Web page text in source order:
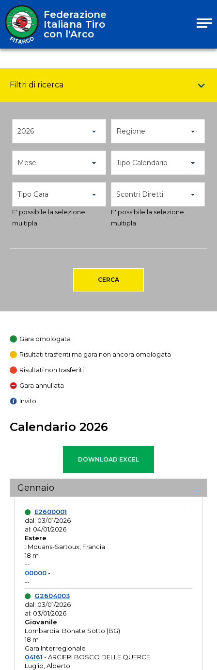
Federazione
Italiana Tiro
con l'Arco
Filtri di ricerca
2026 Regione
Mese Tipo Calendario
Tipo Gara
E' possibile la selezione
multipla
Scontri Diretti
E' possibile la selezione
multipla
CERCA
Gara omologata
Risultati trasferiti ma gara non ancora omologata
Risultati non trasferiti
Gara annullata
Invito
Calendario 2026
Gennaio
E2600001
dal: 03/01/2026
al: 04/01/2026
Estere
: Mouans-Sartoux, Francia
18 m
--
00000-
--
G2604003
dal: 03/01/2026
al: 03/01/2026
Giovanile
Lombardia: Bonate Sotto (BG)
18 m
Gara Interregionale
04161 - ARCIERI BOSCO DELLE QUERCE
Luglio, Alberto